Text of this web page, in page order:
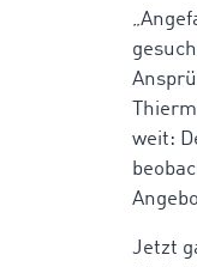
weit:
Jetzt